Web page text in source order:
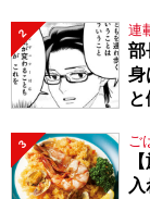
2 連
部
身
3 ご